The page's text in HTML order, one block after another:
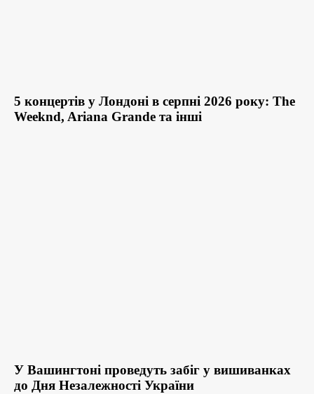
5 концертів у Лондоні в серпні 2026 року: The
Weeknd, Ariana Grande та інші
У Вашингтоні проведуть забіг у вишиванках
до Дня Незалежності України